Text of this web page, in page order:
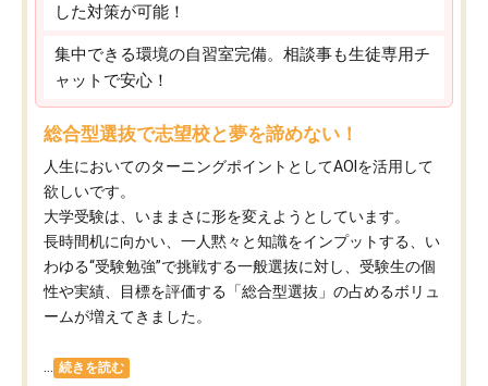
した対策が可能！
集中できる環境の自習室完備。相談事も生徒専用チ
ャットで安心！
総合型選抜で志望校と夢を諦めない！
人生においてのターニングポイントとしてAOIを活用して
欲しいです。
大学受験は、いままさに形を変えようとしています。
長時間机に向かい、一人黙々と知識をインプットする、い
わゆる“受験勉強”で挑戦する一般選抜に対し、受験生の個
性や実績、目標を評価する「総合型選抜」の占めるボリュ
ームが増えてきました。
続きを読む